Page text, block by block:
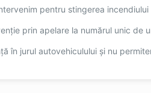
pentru stingerea
prin apelare la numărul unic de
în jurul autovehiculului și nu